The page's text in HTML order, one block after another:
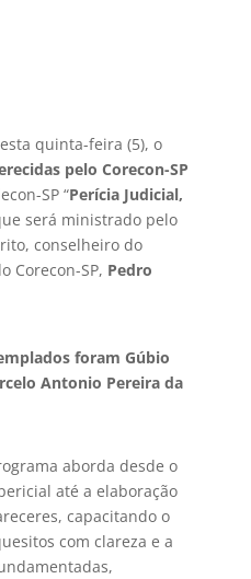
quinta-feira (5), o
pelo Corecon-SP
SP “Perícia Judicial,
será ministrado pelo
conselheiro do
Corecon-SP, Pedro
foram Gúbio
Antonio Pereira da
aborda desde o
até a elaboração
capacitando o
com clareza e a